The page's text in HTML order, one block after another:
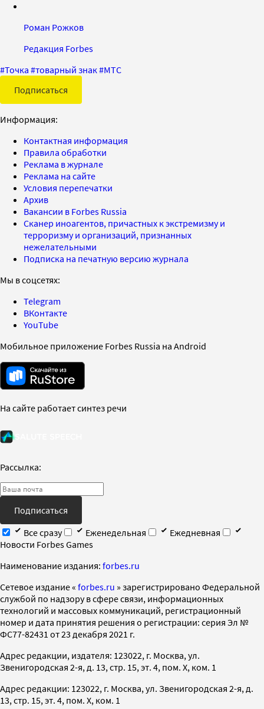
Роман Рожков
Редакция Forbes
#Точка #товарный знак#МТС
Подписаться
Информация:
Контактная информация
Правила обработки
Реклама в журнале
Реклама на сайте
Условия перепечатки
Архив
Вакансии в Forbes Russia
Сканер иноагентов, причастных к экстремизму и
терроризму и организаций, признанных
нежелательными
Подписка на печатную версию журнала
Мы в соцсетях:
Telegram
ВКонтакте
YouTube
Мобильное приложение Forbes Russia на Android
На сайте работает синтез речи
Рассылка:
Подписаться
Все сразу
Еженедельная
Ежедневная
Новости Forbes Games
Наименование издания: forbes.ru
Cетевое издание « forbes.ru » зарегистрировано Федеральной
службой по надзору в сфере связи, информационных
технологий и массовых коммуникаций, регистрационный
номер и дата принятия решения о регистрации: серия Эл №
ФС77-82431 от 23 декабря 2021 г.
Адрес редакции, издателя: 123022, г. Москва, ул.
Звенигородская 2-я, д. 13, стр. 15, эт. 4, пом. X, ком. 1
Адрес редакции: 123022, г. Москва, ул. Звенигородская 2-я, д.
13, стр. 15, эт. 4, пом. X, ком. 1